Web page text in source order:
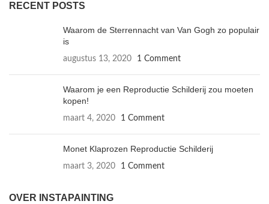
RECENT POSTS
Waarom de Sterrennacht van Van Gogh zo populair
is
augustus 13, 2020 1 Comment
Waarom je een Reproductie Schilderij zou moeten
kopen!
maart 4, 2020 1 Comment
Monet Klaprozen Reproductie Schilderij
maart 3, 2020 1 Comment
OVER INSTAPAINTING